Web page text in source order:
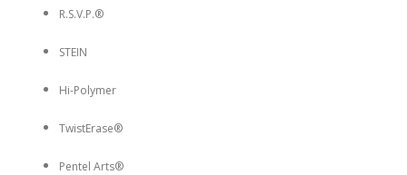
R.S.V.P.®
STEIN
Hi-Polymer
TwistErase®
Pentel Arts®